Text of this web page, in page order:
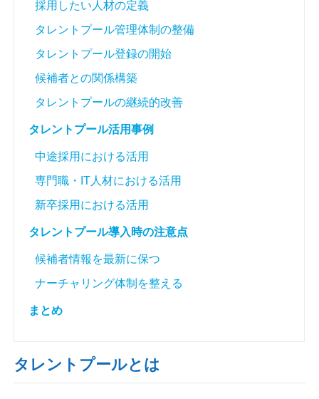
採用したい人材の定義
タレントプール管理体制の整備
タレントプール登録の開始
候補者との関係構築
タレントプールの継続的改善
タレントプール活用事例
中途採用における活用
専門職・IT人材における活用
新卒採用における活用
タレントプール導入時の注意点
候補者情報を最新に保つ
ナーチャリング体制を整える
まとめ
タレントプールとは